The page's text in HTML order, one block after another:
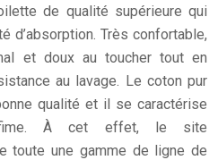
de qualité supérieure qui
d’absorption. Très confortable,
et doux au toucher tout en
au lavage. Le coton pur
qualité et il se caractérise
À cet effet, le site
toute une gamme de ligne de